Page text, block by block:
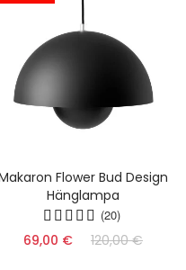
Flower Bud Design
Hänglampa
(20)
69,00 € 120,00 €